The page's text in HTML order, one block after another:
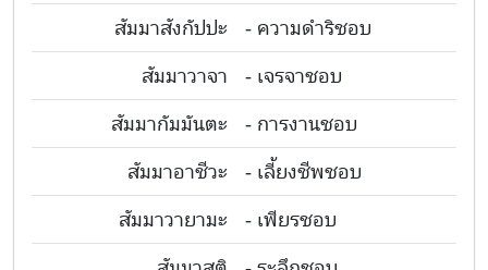
สัมมาสังกัปปะ
- ความดำริชอบ
สัมมาวาจา
- เจรจาชอบ
สัมมากัมมันตะ
- การงานชอบ
สัมมาอาชีวะ
- เลี้ยงชีพชอบ
สัมมาวายามะ
- เพียรชอบ